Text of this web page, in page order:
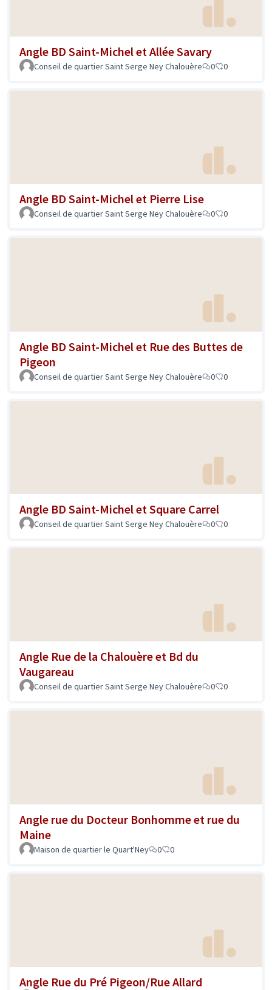
Angle BD Saint-Michel et Allée Savary
Conseil de quartier Saint Serge Ney Chalouère 0 0
Angle BD Saint-Michel et Pierre Lise
Conseil de quartier Saint Serge Ney Chalouère 0 0
Angle BD Saint-Michel et Rue des Buttes de
Pigeon
Conseil de quartier Saint Serge Ney Chalouère 0 0
Angle BD Saint-Michel et Square Carrel
Conseil de quartier Saint Serge Ney Chalouère 0 0
Angle Rue de la Chalouère et Bd du
Vaugareau
Conseil de quartier Saint Serge Ney Chalouère 0 0
Angle rue du Docteur Bonhomme et rue du
Maine
Maison de quartier le Quart'Ney 0 0
Angle Rue du Pré Pigeon/Rue Allard